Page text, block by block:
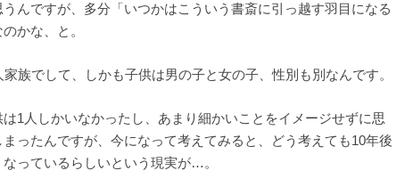
んですが、多分「いつかはこういう書斎に引っ越す羽目になる
かな、と。
族でして、しかも子供は男の子と女の子、性別も別なんです。
1人しかいなかったし、あまり細かいことをイメージせずに思
ったんですが、今になって考えてみると、どう考えても10年後
っているらしいという現実が…。